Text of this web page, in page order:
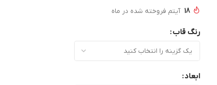
18 آیتم فروخته شده در ماه
رنگ قاب
ابعاد